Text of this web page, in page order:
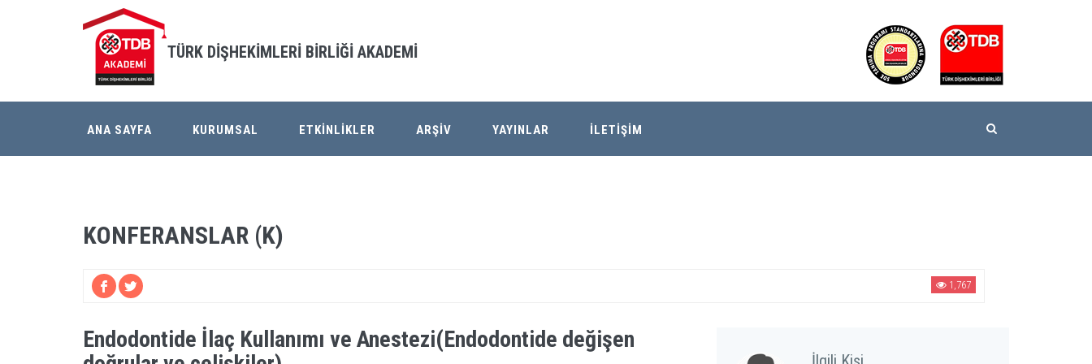
TÜRK DİŞHEKİMLERİ BİRLİĞİ AKADEMİ
ANA SAYFA KURUMSAL ETKİNLİKLER ARŞİV YAYINLAR İLETİŞİM
KONFERANSLAR (K)
1,767
Endodontide İlaç Kullanımı ve Anestezi(Endodontide değişen